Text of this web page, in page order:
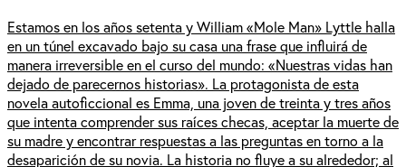
Estamos en los años setenta y William «Mole Man» Lyttle halla
en un túnel excavado bajo su casa una frase que influirá de
manera irreversible en el curso del mundo: «Nuestras vidas han
dejado de parecernos historias». La protagonista de esta
novela autoficcional es Emma, una joven de treinta y tres años
que intenta comprender sus raíces checas, aceptar la muerte de
su madre y encontrar respuestas a las preguntas en torno a la
desaparición de su novia. La historia no fluye a su alrededor; al